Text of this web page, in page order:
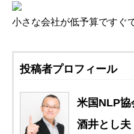
小さな会社が低予算ですぐ
投稿者プロフィール
米国NLP協
酒井とし夫